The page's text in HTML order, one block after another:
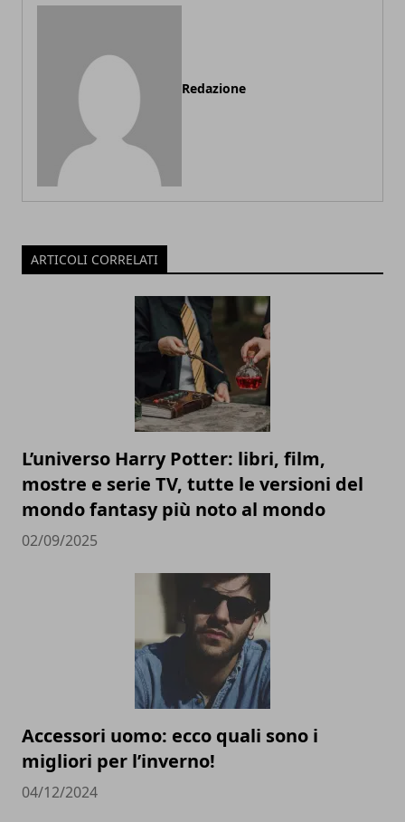
Redazione
ARTICOLI CORRELATI
L’universo Harry Potter: libri, film,
mostre e serie TV, tutte le versioni del
mondo fantasy più noto al mondo
02/09/2025
Accessori uomo: ecco quali sono i
migliori per l’inverno!
04/12/2024